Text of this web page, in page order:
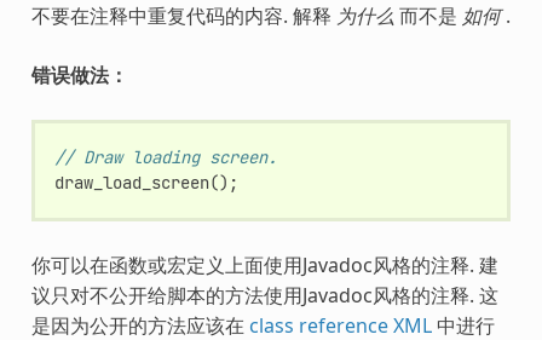
不要在注释中重复代码的内容. 解释 为什么 而不是 如何.
错误做法：
// Draw loading screen.
draw_load_screen();
你可以在函数或宏定义上面使用Javadoc风格的注释. 建
议只对不公开给脚本的方法使用Javadoc风格的注释. 这
是因为公开的方法应该在 class reference XML中进行